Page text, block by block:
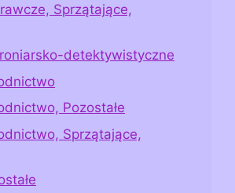
Sprzątające,
detektywistyczne
Pozostałe
Sprzątające,